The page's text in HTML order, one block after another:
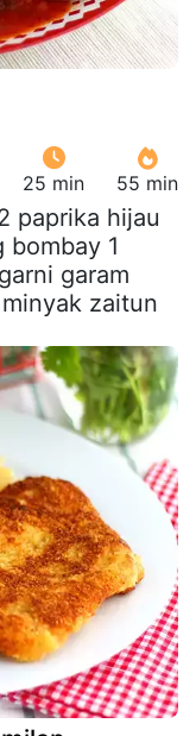
25 min 55 min
paprika hijau
1
garam
zaitun